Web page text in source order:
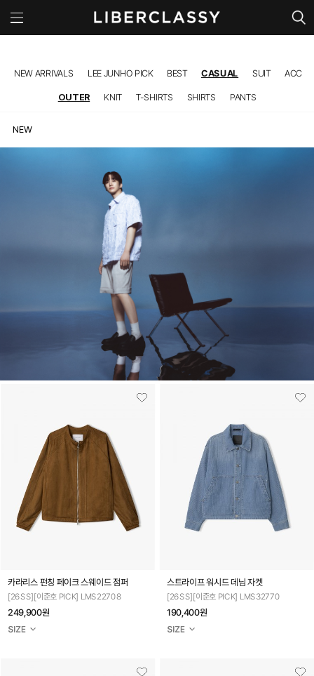
NEW ARRIVALS LEE JUNHO PICK BEST CASUAL SUIT ACC
OUTER KNIT T-SHIRTS SHIRTS PANTS
카라리스 펀칭 페이크 스웨이드 점퍼
[26SS][이준호 PICK] LMS22708
249,900원
스트라이프 워시드 데님 자켓
[26SS][이준호 PICK] LMS32770
190,400원